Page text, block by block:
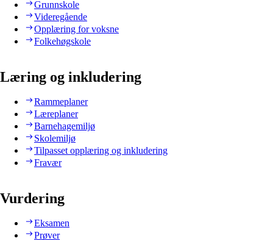
Grunnskole
Videregående
Opplæring for voksne
Folkehøgskole
Læring og inkludering
Rammeplaner
Læreplaner
Barnehagemiljø
Skolemiljø
Tilpasset opplæring og inkludering
Fravær
Vurdering
Eksamen
Prøver